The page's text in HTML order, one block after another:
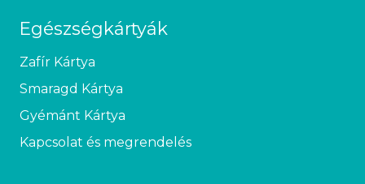
Egészségkártyák
Zafír Kártya
Smaragd Kártya
Gyémánt Kártya
Kapcsolat és megrendelés